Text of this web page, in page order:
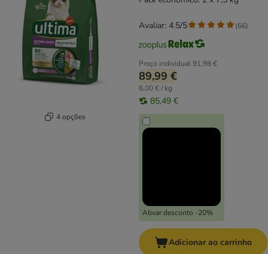
4 opções
Preço individual91,98 €
89,99 €
6,00 € / kg
85,49 €
Ativar desconto -20%
Avaliar: 4.5/5 (66)
Adicionar ao carrinho